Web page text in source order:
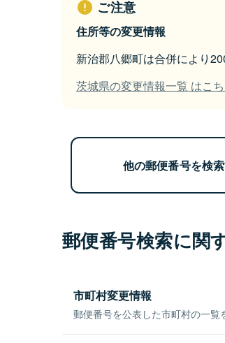
ご注意
住所等の変更情報
新治郡八郷町は合併により
茨城県の変更情報一覧 はこ
他の郵便番号を検
郵便番号検索に関
市町村変更情報
郵便番号を公表した市町村の一覧